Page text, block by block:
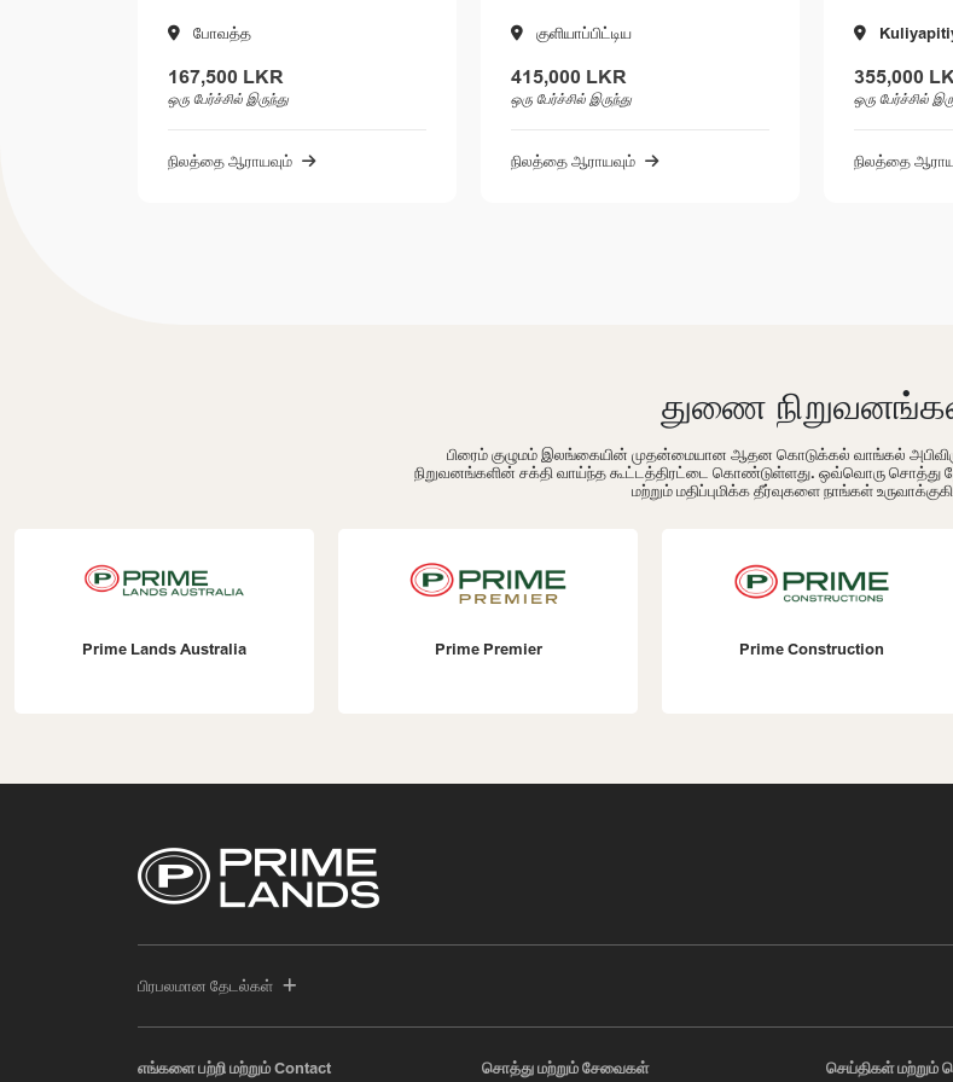
குளியாப்பிட்டிய
415,000 LKR
ஒரு பேர்ச்சில் இருந்து
நிலத்தை ஆராயவும்
Kuliyapitiya
355,000 LKR
ஒரு பேர்ச்சில் இருந்து
நிலத்தை ஆராயவும்
ஒரு
நிலத்தை
துணை
பிரைம் குழுமம் இலங்கையின் முதன்மையான ஆதன கொடுக்கல் வாங்கல்
நிறுவனங்களின் சக்தி வாய்ந்த கூட்டத்திரட்டை கொண்டுள்ளது. ஒவ்வொரு சொத்து
மற்றும் மதிப்புமிக்க தீர்வுகளை நாங்கள்
Prime Premier Prime Construction Prime Lands Residencies
பிரபலமான தேடல்கள்
எங்களை பற்றி மற்றும் Contact சொத்து மற்றும் சேவைகள் செய்திகள் மற்றும்